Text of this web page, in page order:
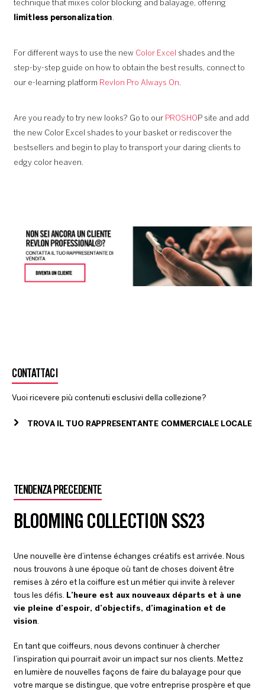
technique that mixes color blocking and balayage, offering
limitless personalization.
For different ways to use the new Color Excel
shades and the
step-by-step guide on how to obtain the best results, connect to
our e-learning platform Revlon Pro Always On.​
Are you ready to try new looks? Go to our PROSHO P site and add
the new Color Excel shades to your basket or rediscover the
bestsellers and begin to play to transport your daring clients to
edgy color heaven.​
CONTATTACI
Vuoi ricevere più contenuti esclusivi della collezione?
TROVA IL TUO RAPPRESENTANTE COMMERCIALE LOCALE
TENDENZA PRECEDENTE
BLOOMING COLLECTION SS23
Une nouvelle ère d’intense échanges créatifs est arrivée. Nous
nous trouvons à une époque où tant de choses doivent être
remises à zéro et la coiffure est un métier qui invite à relever
tous les défis. L’heure est aux nouveaux départs et à une
vie pleine d’espoir, d’objectifs, d’imagination et de
vision.
En tant que coiffeurs, nous devons continuer à chercher
l’inspiration qui pourrait avoir un impact sur nos clients. Mettez
en lumière de nouvelles façons de faire du balayage pour que
votre marque se distingue, que votre entreprise prospère et que